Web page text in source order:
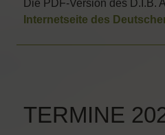
Die PDF-Version des D.I.B.
Internetseite des
TERMINE